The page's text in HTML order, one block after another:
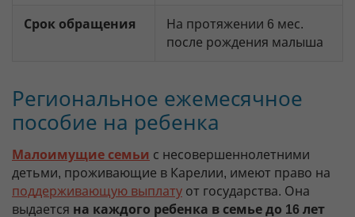
Срок обращения
На протяжении 6 мес.
после рождения малыша
Региональное ежемесячное
пособие на ребенка
Малоимущие семьи с несовершеннолетними
детьми, проживающие в Карелии, имеют право на
поддерживающую выплату от государства. Она
выдается на каждого ребенка в семье до 16 лет